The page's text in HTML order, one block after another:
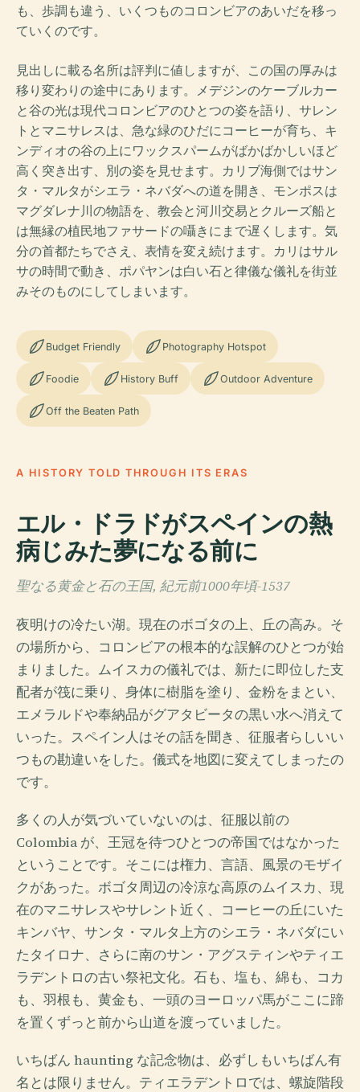
も、歩調も違う、いくつものコロンビアのあいだを移っ
ていくのです。
見出しに載る名所は評判に値しますが、この国の厚みは
移り変わりの途中にあります。メデジンのケーブルカー
と谷の光は現代コロンビアのひとつの姿を語り、サレン
トとマニサレスは、急な緑のひだにコーヒーが育ち、キ
ンディオの谷の上にワックスパームがばかばかしいほど
高く突き出す、別の姿を見せます。カリブ海側ではサン
タ・マルタがシエラ・ネバダへの道を開き、モンポスは
マグダレナ川の物語を、教会と河川交易とクルーズ船と
は無縁の植民地ファサードの囁きにまで遅くします。気
分の首都たちでさえ、表情を変え続けます。カリはサル
サの時間で動き、ポパヤンは白い石と律儀な儀礼を街並
みそのものにしてしまいます。
Budget Friendly Photography Hotspot
Foodie History Buff Outdoor Adventure
Off the Beaten Path
A HISTORY TOLD THROUGH ITS ERAS
エル・ドラドがスペインの熱
病じみた夢になる前に
聖なる黄金と石の王国, 紀元前1000年頃-1537
夜明けの冷たい湖。現在のボゴタの上、丘の高み。そ
の場所から、コロンビアの根本的な誤解のひとつが始
まりました。ムイスカの儀礼では、新たに即位した支
配者が筏に乗り、身体に樹脂を塗り、金粉をまとい、
エメラルドや奉納品がグアタビータの黒い水へ消えて
いった。スペイン人はその話を聞き、征服者らしいい
つもの勘違いをした。儀式を地図に変えてしまったの
です。
多くの人が気づいていないのは、征服以前の
Colombia が、王冠を待つひとつの帝国ではなかった
ということです。そこには権力、言語、風景のモザイ
クがあった。ボゴタ周辺の冷涼な高原のムイスカ、現
在のマニサレスやサレント近く、コーヒーの丘にいた
キンバヤ、サンタ・マルタ上方のシエラ・ネバダにい
たタイロナ、さらに南のサン・アグスティンやティエ
ラデントロの古い祭祀文化。石も、塩も、綿も、コカ
も、羽根も、黄金も、一頭のヨーロッパ馬がここに蹄
を置くずっと前から山道を渡っていました。
いちばん haunting な記念物は、必ずしもいちばん有
名とは限りません。ティエラデントロでは、螺旋階段